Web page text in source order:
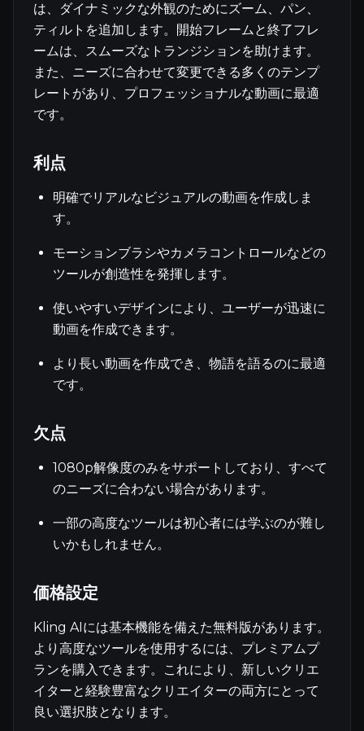
は、ダイナミックな外観のためにズーム、パン、
ティルトを追加します。開始フレームと終了フレ
ームは、スムーズなトランジションを助けます。
また、ニーズに合わせて変更できる多くのテンプ
レートがあり、プロフェッショナルな動画に最適
です。
利点
明確でリアルなビジュアルの動画を作成しま
す。
モーションブラシやカメラコントロールなどの
ツールが創造性を発揮します。
使いやすいデザインにより、ユーザーが迅速に
動画を作成できます。
より長い動画を作成でき、物語を語るのに最適
です。
欠点
1080p解像度のみをサポートしており、すべて
のニーズに合わない場合があります。
一部の高度なツールは初心者には学ぶのが難し
いかもしれません。
価格設定
Kling AIには基本機能を備えた無料版があります。
より高度なツールを使用するには、プレミアムプ
ランを購入できます。これにより、新しいクリエ
イターと経験豊富なクリエイターの両方にとって
良い選択肢となります。